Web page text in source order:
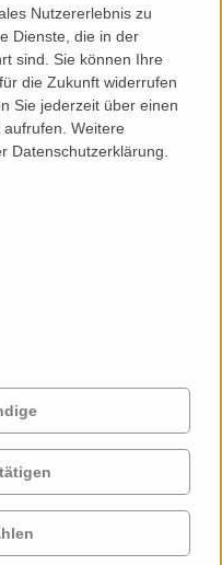
Nutzererlebnis zu
Dienste, die in der
sind. Sie können Ihre
die Zukunft widerrufen
Sie jederzeit über einen
Weitere
Datenschutzerklärung.